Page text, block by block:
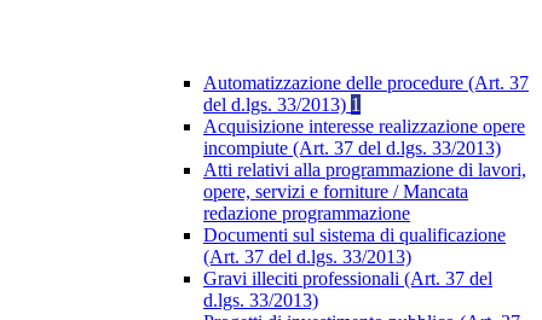
Automatizzazione delle procedure (Art. 37
del d.lgs. 33/2013) 1
Acquisizione interesse realizzazione opere
incompiute (Art. 37 del d.lgs. 33/2013)
Atti relativi alla programmazione di lavori,
opere, servizi e forniture / Mancata
redazione programmazione
Documenti sul sistema di qualificazione
(Art. 37 del d.lgs. 33/2013)
Gravi illeciti professionali (Art. 37 del
d.lgs. 33/2013)